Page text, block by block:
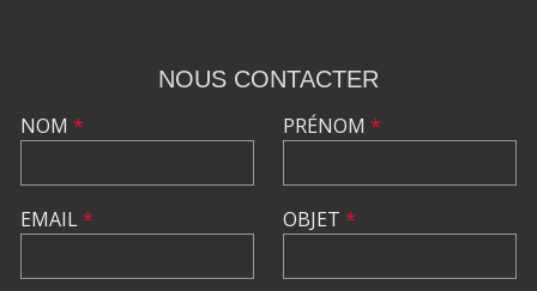
NOUS CONTACTER
NOM *
EMAIL*
PRÉNOM *
OBJET *